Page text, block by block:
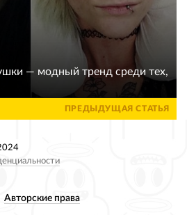
— модный тренд среди тех,
ПРЕДЫДУЩАЯ СТАТЬЯ
Авторские права